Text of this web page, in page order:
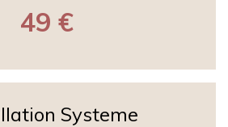
49 €
Systeme